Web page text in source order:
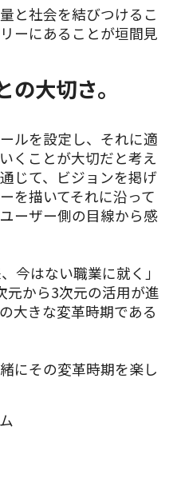
と社会を結びつけるこ
ーにあることが垣間見
大切さ。
ルを設定し、それに適
くことが大切だと考え
じて、ビジョンを掲げ
を描いてそれに沿って
ーザー側の目線から感
今はない職業に就く」
元から3次元の活用が進
大きな変革時期である
にその変革時期を楽し